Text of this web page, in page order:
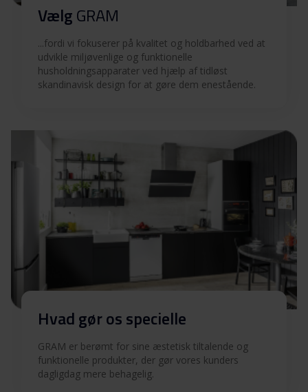
VælgGRAM
...fordi vi fokuserer på kvalitet og holdbarhed ved at
udvikle miljøvenlige og funktionelle
husholdningsapparater ved hjælp af tidløst
skandinavisk design for at gøre dem enestående.
Hvad gør os specielle
GRAM er berømt for sine æstetisk tiltalende og
funktionelle produkter, der gør vores kunders
dagligdag mere behagelig.